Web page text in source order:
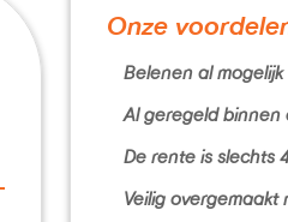
Onze
Belenen al
Al geregeld binnen
De rente is slechts
Veilig overgemaakt